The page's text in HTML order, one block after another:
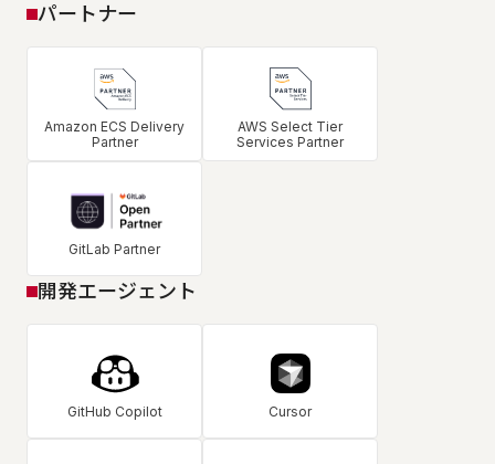
パートナー
Amazon ECS Delivery
Partner
AWS Select Tier
Services Partner
GitLab Partner
開発エージェント
GitHub Copilot Cursor